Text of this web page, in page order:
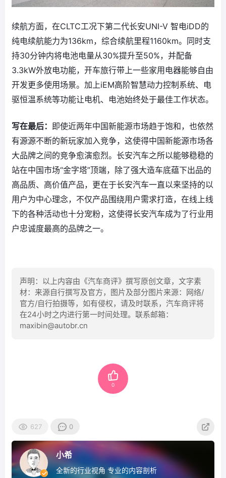
续航方面，在CLTC工况下第二代长安UNI-V 智电iDD的
纯电续航能力为136km，综合续航里程1160km。同时支
持30分钟内将电池电量从30%提升至50%，并配备
3.3kW外放电功能，开车旅行带上一些家用电器能够自由
开发更多使用场景。加上iEM高阶智慧动力控制系统、电
驱恒温系统等功能让电机、电池始终处于最佳工作状态。
写在最后： 即使近两年中国新能源市场趋于饱和，也依然
有源源不断的新玩家加入竞争，这使得中国新能源市场各
大品牌之间的竞争愈演愈烈。长安汽车之所以能够稳稳的
站在中国市场“金字塔”顶端，除了强大造车底蕴下出品的
高品质、高价值产品，更在于长安汽车一直以来坚持的以
用户为中心理念，不仅产品围绕用户需求打造，在线上线
下的各种活动也十分宠粉，这使得长安汽车成为了行业用
户忠诚度最高的品牌之一。
声明：以上内容由《汽车商评》撰写原创文章，文字素
材：来源自行撰写及官方，图片及部分图片来源：网络/
官方/自行拍摄等，如有侵权，请及时联系，汽车商评将
在24小时之内进行第一时间处理。联系邮箱：
maxibin@autobr.cn
0
627 0
小希
全新的行业视角 专业的内容剖析